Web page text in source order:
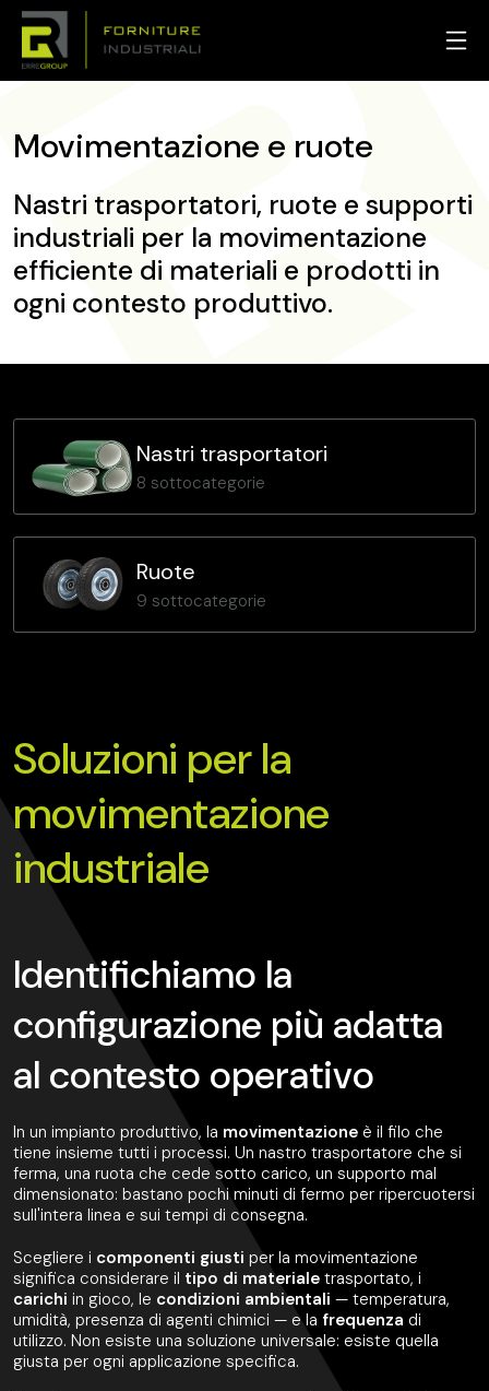
Movimentazione e ruote
Nastri trasportatori, ruote e supporti
industriali per la movimentazione
efficiente di materiali e prodotti in
ogni contesto produttivo.
Nastri trasportatori
8 sottocategorie
Ruote
9 sottocategorie
Soluzioni per la
movimentazione
industriale
Identifichiamo la
configurazione più adatta
al contesto operativo
In un impianto produttivo, la movimentazione è il filo che
tiene insieme tutti i processi. Un nastro trasportatore che si
ferma, una ruota che cede sotto carico, un supporto mal
dimensionato: bastano pochi minuti di fermo per ripercuotersi
sull'intera linea e sui tempi di consegna.
Scegliere i componenti giusti per la movimentazione
significa considerare il tipo di materiale trasportato, i
carichi in gioco, le condizioni ambientali — temperatura,
umidità, presenza di agenti chimici — e la frequenza di
utilizzo. Non esiste una soluzione universale: esiste quella
giusta per ogni applicazione specifica.